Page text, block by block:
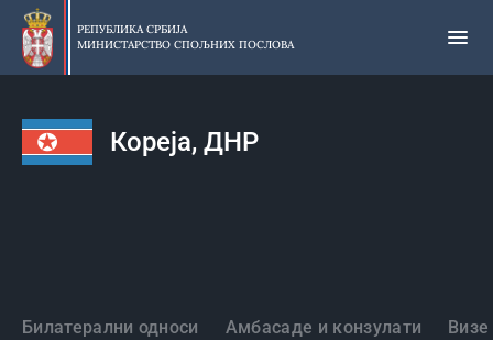
Прескочи
главни
део
РЕПУБЛИКА СРБИЈА
МИНИСТАРСТВО СПОЉНИХ ПОСЛОВА
Кореја, ДНР
Државе
Билатерални односи Амбасаде и конзулати